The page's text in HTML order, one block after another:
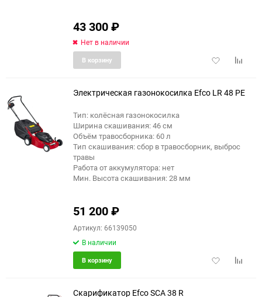
43 300₽
Нет в наличии
Добавить
В корзину
Электрическая газонокосилка Efco LR 48 PE
Тип: колёсная газонокосилка
Ширина скашивания: 46 см
Объём травосборника: 60 л
Тип скашивания: сбор в травосборник, выброс
травы
Работа от аккумулятора: нет
Мин. Высота скашивания: 28 мм
51 200₽
Артикул: 66139050
В наличии
Добавить
В корзину
Скарификатор Efco SCA 38 R